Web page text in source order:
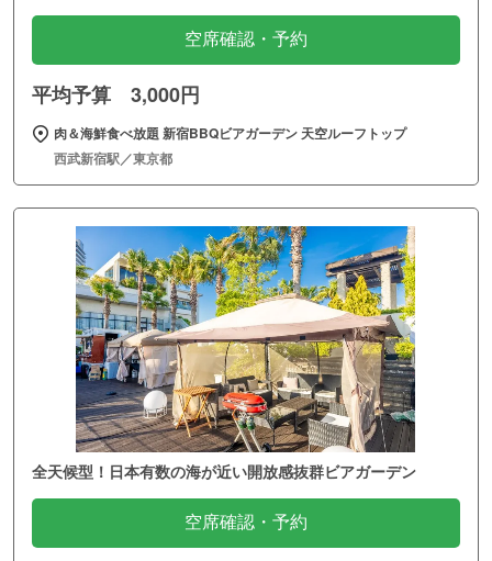
空席確認・予約
平均予算 3,000円
肉＆海鮮食べ放題 新宿BBQビアガーデン 天空ルーフトップ
西武新宿駅／東京都
全天候型！日本有数の海が近い開放感抜群ビアガーデン
空席確認・予約